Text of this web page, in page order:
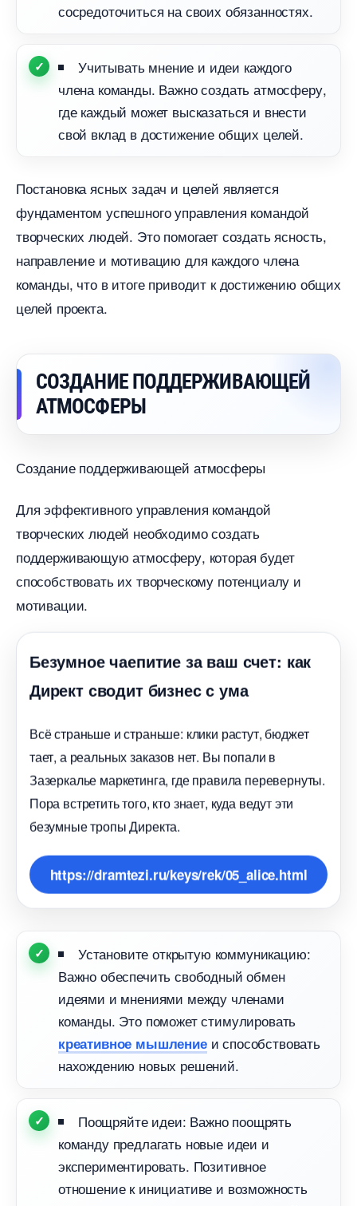
сосредоточиться на своих обязанностях.
Учитывать мнение и идеи каждого
члена команды. Важно создать атмосферу,
де каждый может высказаться и внести
свой вклад в достижение общих целей.
Постановка ясных задач и целей является
фундаментом успешного управления командой
творческих людей. Это помогает создать ясность,
направление и мотивацию для каждого члена
команды, что в итоге приводит к достижению общих
целей проекта.
СОЗДАНИЕ ПОДДЕРЖИВАЮЩЕЙ
АТМОСФЕРЫ
Создание поддерживающей атмосферы
Для эффективного управления командой
творческих людей необходимо создать
поддерживающую атмосферу, которая будет
способствовать их творческому потенциалу и
мотивации.
Безумное чаепитие за ваш счет: как
Директ сводит бизнес с ума
сё страньше и страньше: клики растут, бюджет
тает, а реальных заказов нет. Вы попали
Зазеркалье маркетинга, где правила перевернуты.
Пора встретить того, кто знает, куда ведут эти
езумные тропы Директа.
https://dramtezi.ru/keys/rek/05_alice.html
Установите открытую коммуникацию:
ажно обеспечить свободный обмен
идеями и мнениями между членами
команды. Это поможет стимулировать
креативное мышлениеи способствовать
нахождению новых решений.
Поощряйте идеи: Важно поощрять
команду предлагать новые идеи и
экспериментировать. Позитивное
отношение к инициативе и возможность